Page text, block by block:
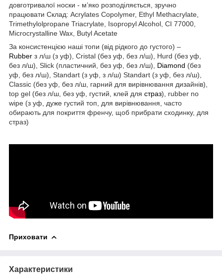
довготривалої носки - м’яко розподіляється, зручно
працювати Склад: Acrylates Copolymer, Ethyl Methacrylate,
Trimethylolpropane Triacrylate, Isopropyl Alcohol, CI 77000,
Microcrystalline Wax, Butyl Acetate
За консистенцією наші топи (від рідкого до густого) –
Rubber з л/ш (з уф), Cristal (без уф, без л/ш), Hurd (без уф,
без л/ш), Slick (пластичний, без уф, без л/ш), Diamond (без
уф, без л/ш), Standart (з уф, з л/ш) Standart (з уф, без л/ш),
Classic (без уф, без л/ш, гарний для вирівнювання дизайнів),
top gel (без л/ш, без уф, густий, клей для страз), rubber no
wipe (з уф, дуже густий топ, для вирівнювання, часто
обирають для покриття френчу, щоб прибрати сходинку, для
страз)
Приховати
Характеристики